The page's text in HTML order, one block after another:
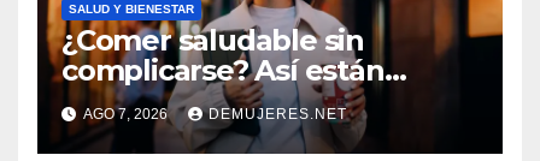
SALUD Y BIENESTAR
¿Comer saludable sin
complicarse? Así están
cambiando sus hábitos las
nuevas generaciones
AGO 7, 2026 DEMUJERES.NET